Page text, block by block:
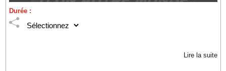
Durée :
Lire la suite